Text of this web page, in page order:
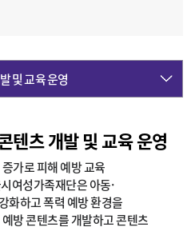
및 교육 운영
텐츠 개발 및 교육 운영
가로 피해 예방 교육
여성가족재단은 아동·
화하고 폭력 예방 환경을
방 콘텐츠를 개발하고 콘텐츠